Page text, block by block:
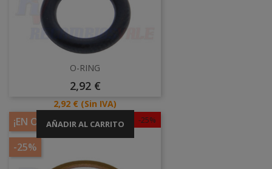
O-RING
Precio
2,92 €
Precio
2,92 € (Sin IVA)
AÑADIR AL CARRITO -25%
¡EN OFERTA!
-25%